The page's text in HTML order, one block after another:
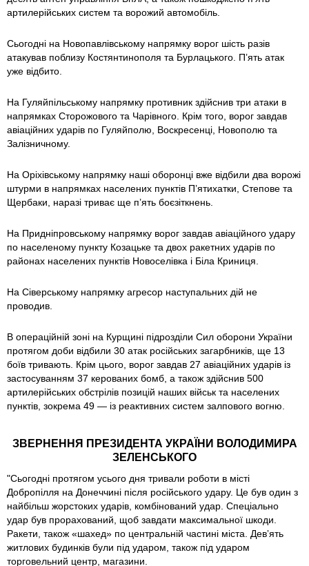
артилерійських систем та ворожий автомобіль.
Сьогодні на Новопавлівському напрямку ворог шість разів
атакував поблизу Костянтинополя та Бурлацького. П’ять атак
уже відбито.
На Гуляйпільському напрямку противник здійснив три атаки в
напрямках Сторожового та Чарівного. Крім того, ворог завдав
авіаційних ударів по Гуляйполю, Воскресенці, Новополю та
Залізничному.
На Оріхівському напрямку наші оборонці вже відбили два ворожі
штурми в напрямках населених пунктів П’ятихатки, Степове та
Щербаки, наразі триває ще п’ять боєзіткнень.
На Придніпровському напрямку ворог завдав авіаційного удару
по населеному пункту Козацьке та двох ракетних ударів по
районах населених пунктів Новоселівка і Біла Криниця.
На Сіверському напрямку агресор наступальних дій не
проводив.
В операційній зоні на Курщині підрозділи Сил оборони України
протягом доби відбили 30 атак російських загарбників, ще 13
боїв тривають. Крім цього, ворог завдав 27 авіаційних ударів із
застосуванням 37 керованих бомб, а також здійснив 500
артилерійських обстрілів позицій наших військ та населених
пунктів, зокрема 49 — із реактивних систем залпового вогню.
ЗВЕРНЕННЯ ПРЕЗИДЕНТА УКРАЇНИ ВОЛОДИМИРА
ЗЕЛЕНСЬКОГО
"Сьогодні протягом усього дня тривали роботи в місті
Добропілля на Донеччині після російського удару. Це був один з
найбільш жорстоких ударів, комбінований удар. Спеціально
удар був прорахований, щоб завдати максимальної шкоди.
Ракети, також «шахед» по центральній частині міста. Девʼять
житлових будинків були під ударом, також під ударом
торговельний центр, магазини.